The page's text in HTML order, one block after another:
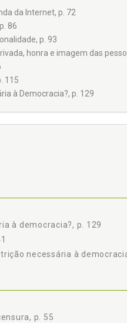
da Internet, p. 72
86
p. 93
honra e imagem das
115
à Democracia?, p. 129
à democracia?, p. 129
necessária à
p. 55